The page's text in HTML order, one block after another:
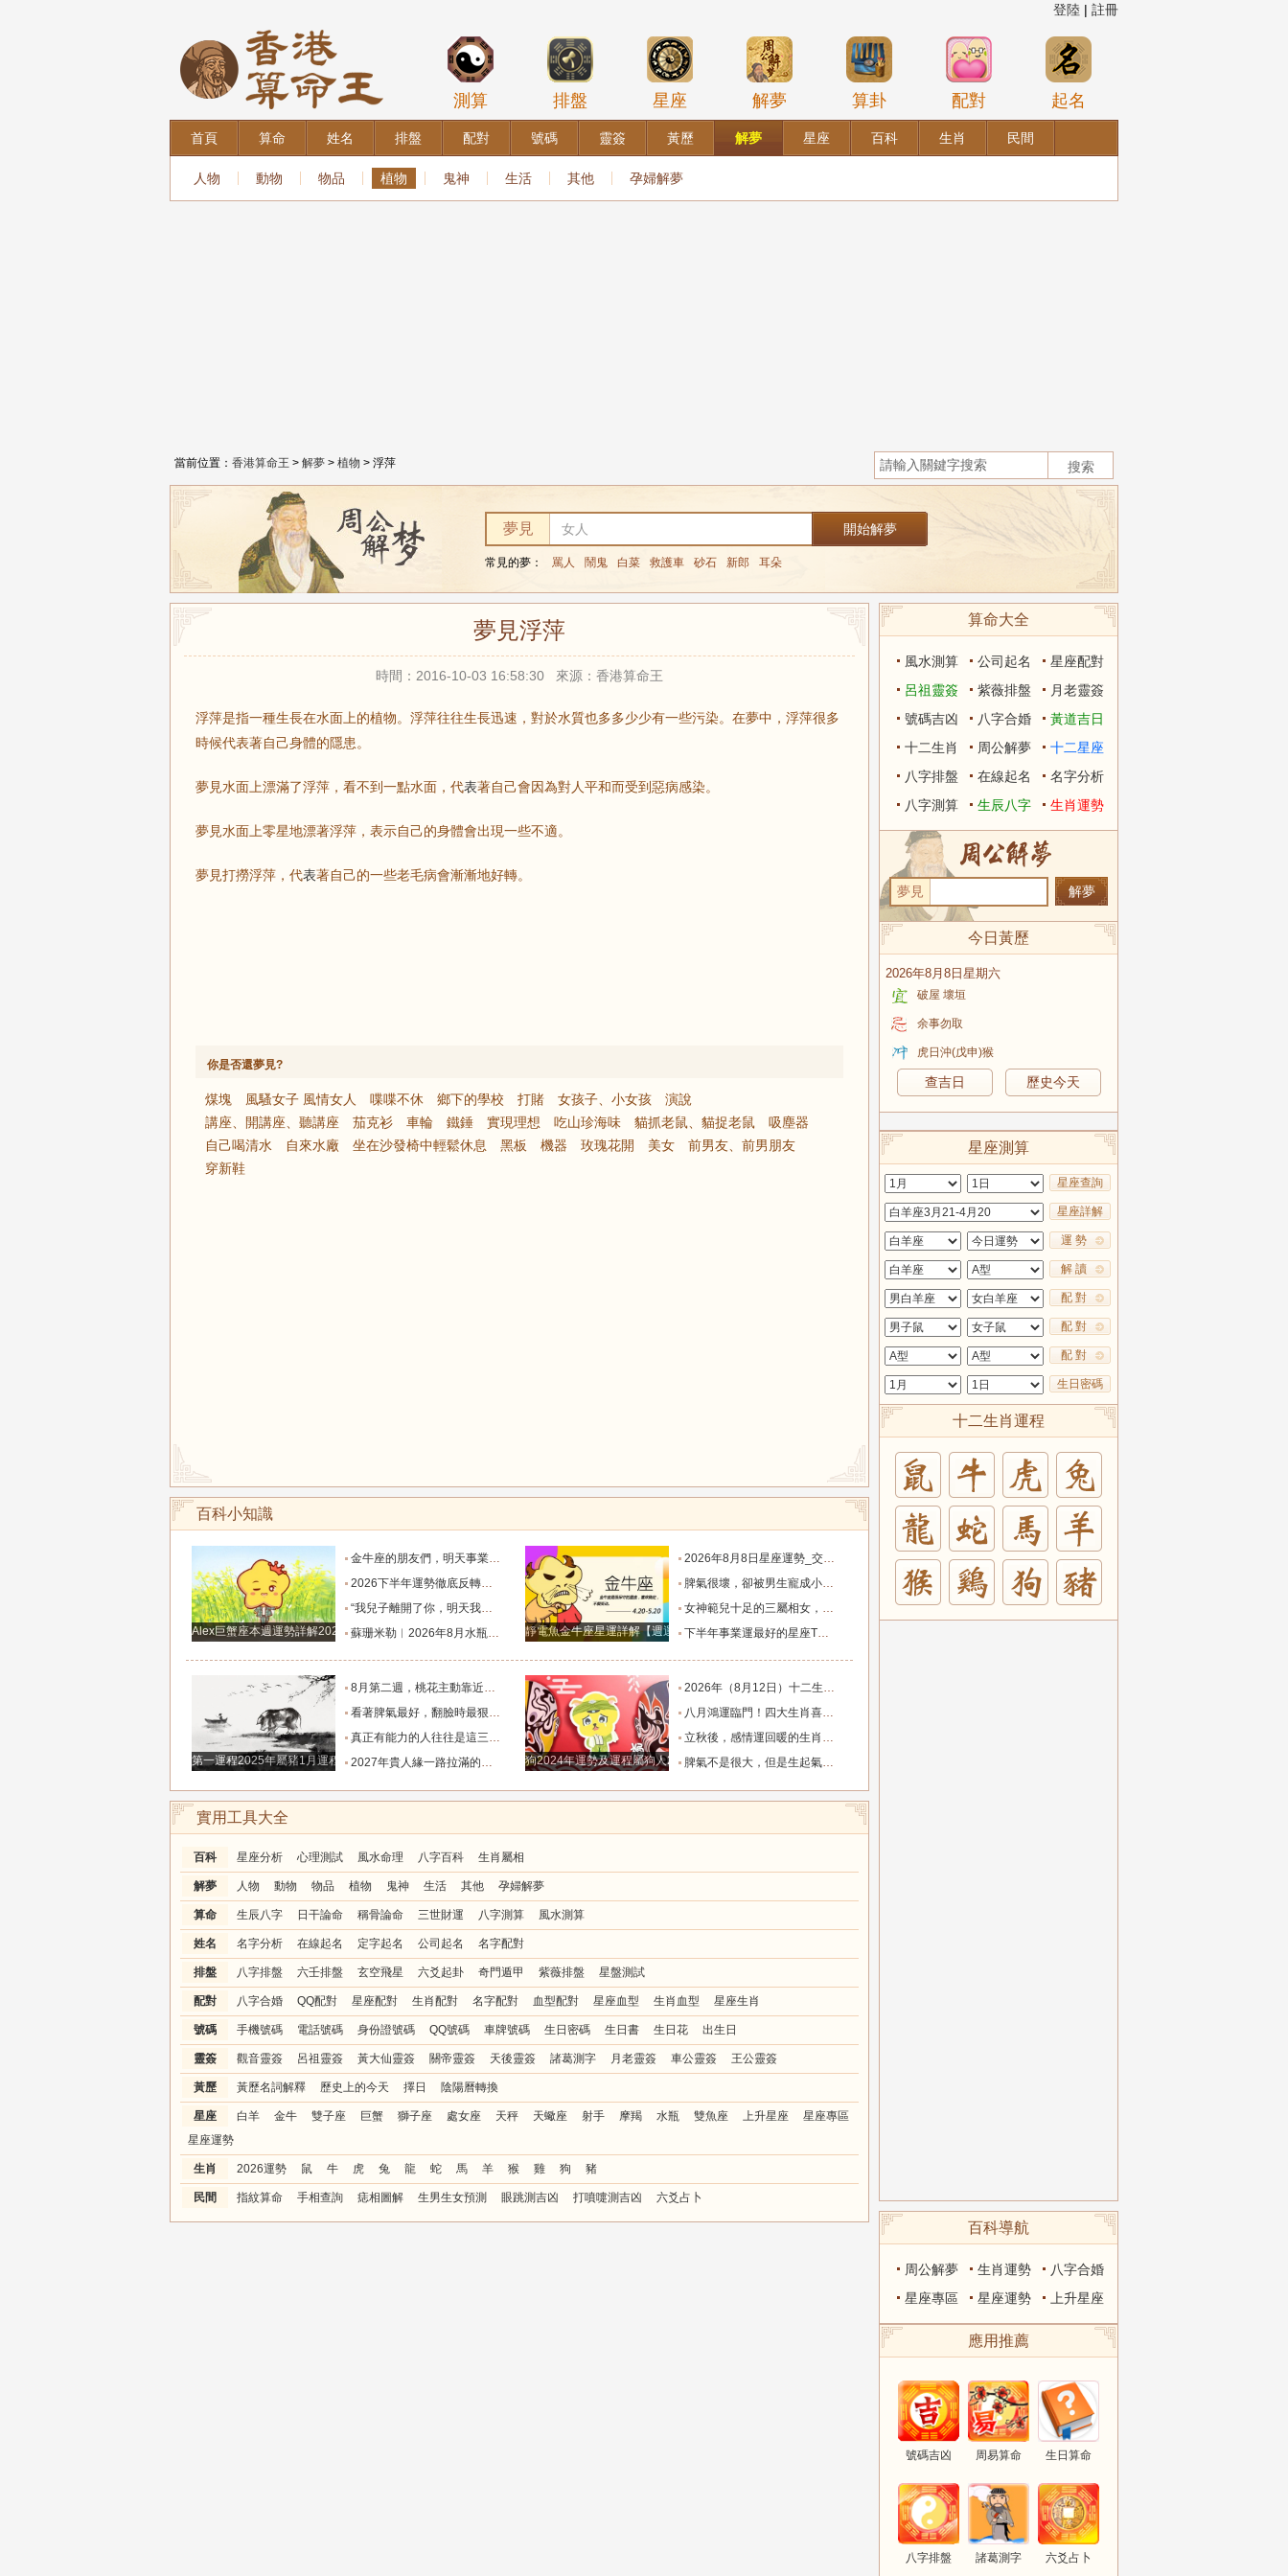
登陸 | 註冊
測算 排盤 星座 解夢 算卦 配對 起名
首頁 算命 姓名 排盤 配對 號碼 靈簽 黃歷 解夢 星座 百科 生肖 民間
人物 動物 物品 植物 鬼神 生活 其他 孕婦解夢
當前位置： 香港算命王 > 解夢 > 植物 > 浮萍
夢見
常見的夢： 罵人 鬧鬼 白菜 救護車 砂石 新郎 耳朵
夢見浮萍
時間：2016-10-03 16:58:30 來源：香港算命王
浮萍是指一種生長在水面上的植物。浮萍往往生長迅速，對於水質也多多少少有一些污染。在夢中，浮萍很多
時候代表著自己身體的隱患。
夢見水面上漂滿了浮萍，看不到一點水面，代表著自己會因為對人平和而受到惡病感染。
夢見水面上零星地漂著浮萍，表示自己的身體會出現一些不適。
夢見打撈浮萍，代表著自己的一些老毛病會漸漸地好轉。
你是否還夢見?
煤塊 風騷女子 風情女人 喋喋不休 鄉下的學校 打賭 女孩子、小女孩
演說
講座、開講座、聽講座
茄克衫 車輪 鐵錘 實現理想 吃山珍海味 貓抓老鼠、貓捉老鼠
吸塵器
自己喝清水
自來水廠 坐在沙發椅中輕鬆休息 黑板 機器 玫瑰花開 美女
前男友、前男朋友
穿新鞋
百科小知識
Alex巨蟹座本週運勢詳解2024.12.23-12.29
金牛座的朋友們，明天事業迎來新高峰，不要再默默付出而錯失機會！_工作_宇宙_能量
2026下半年運勢徹底反轉迎來好運的四大星座！舊篇章結束，新的機遇之門敞開_時期_獅子座_重擔
“我兒子離開了你，明天我就能幫他重新找一個好樣的女人！”_伴侶_星座_尋找
蘇珊米勒︱2026年8月水瓶座月度運勢_合作_木星_滿月
靜電魚金牛座星運詳解【週運2024年12月9日-12月15日】
2026年8月8日星座運勢_交易_管理_合作
脾氣很壞，卻被男生寵成小公主的四大星座女，無憂無慮沒煩惱_女生_魅力_所在
女神範兒十足的三屬相女，很受異性的歡迎，人生處處招桃花！_女性_魅力_機遇
下半年事業運最好的星座TOP4_獅子座_木星_天蠍座
第一運程2025年屬豬1月運程解析
8月第二週，桃花主動靠近，遇到值得認識的人的三個星座_雙子座_東西_地方
看著脾氣最好，翻臉時最狠！立秋後這三大星座撕掉偽裝，誰碰底線誰倒黴_金牛座_星象_天秤座
真正有能力的人往往是這三個星座，既能獨立完成也懂得借助團隊_水瓶_協作_一個人
2027年貴人緣一路拉滿的三大生肖！處處有人幫扶，全年順風順水少坎坷_合作_人脈_事業
狗2024年運勢及運程屬狗人2024運勢好嗎
2026年（8月12日）十二生肖最棒運勢播報_龍的_財富_方面
八月鴻運臨門！四大生肖喜事紮堆來襲，下半年一路順風順水到底_避雷_要點_合作
立秋後，感情運回暖的生肖TOP3_單身_放平_申金
脾氣不是很大，但是生起氣來很難哄的五大星座女_女性_情緒_給予
實用工具大全
百科 星座分析 心理測試 風水命理 八字百科 生肖屬相
解夢 人物 動物 物品 植物 鬼神 生活 其他 孕婦解夢
算命 生辰八字 日干論命 稱骨論命 三世財運 八字測算 風水測算
姓名 名字分析 在線起名 定字起名 公司起名 名字配對
排盤 八字排盤 六壬排盤 玄空飛星 六爻起卦 奇門遁甲 紫薇排盤 星盤測試
配對 八字合婚 QQ配對 星座配對 生肖配對 名字配對 血型配對 星座血型 生肖血型 星座生肖
號碼 手機號碼 電話號碼 身份證號碼 QQ號碼 車牌號碼 生日密碼 生日書 生日花 出生日
靈簽 觀音靈簽 呂祖靈簽 黃大仙靈簽 關帝靈簽 天後靈簽 諸葛測字 月老靈簽 車公靈簽 王公靈簽
黃歷 黃歷名詞解釋 歷史上的今天 擇日 陰陽曆轉換
星座 白羊 金牛 雙子座 巨蟹 獅子座 處女座 天秤 天蠍座 射手 摩羯 水瓶 雙魚座 上升星座
星座專區
星座運勢
生肖 2026運勢 鼠 牛 虎 兔 龍 蛇 馬 羊 猴 雞 狗 豬
民間 指紋算命 手相查詢 痣相圖解 生男生女預測 眼跳測吉凶 打噴嚏測吉凶 六爻占卜
算命大全
風水測算 公司起名
星座配對
呂祖靈簽
紫薇排盤
月老靈簽
號碼吉凶
八字合婚
黃道吉日
十二生肖
周公解夢
十二星座
八字排盤
在線起名
名字分析
八字測算
生辰八字 生肖運勢
夢見
今日黃歷
2026年8月8日星期六
破屋 壞垣
余事勿取
虎日沖(戊申)猴
查吉日 歷史今天
星座測算
星座查詢
星座詳解
運 勢
解 讀
配 對
配 對
配 對
生日密碼
十二生肖運程
羊
狗
百科導航
周公解夢 生肖運勢
八字合婚
星座專區
星座運勢 上升星座
應用推薦
號碼吉凶 周易算命 生日算命
八字排盤 諸葛測字 六爻占卜